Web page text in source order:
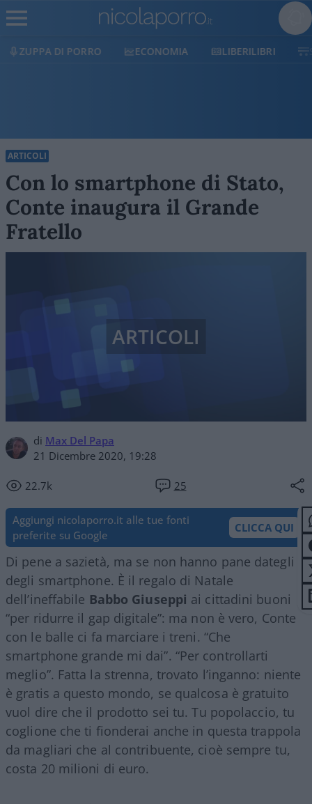
ECONOMIA LIBERILIBRI SHOP SOSTIENICI
ARTICOLI
Con lo smartphone di Stato,
Conte inaugura il Grande
Fratello
di Max Del Papa
21 Dicembre 2020, 19:28
22.7k 25
ARTICOLI
Aggiungi nicolaporro.it alle tue fonti
preferite su Google
CLICCA QUI
Di pene a sazietà, ma se non hanno pane dategli
degli smartphone. È il regalo di Natale
dell’ineffabile Babbo Giuseppi ai cittadini buoni
“per ridurre il gap digitale”: ma non è vero, Conte
con le balle ci fa marciare i treni. “Che
smartphone grande mi dai”. “Per controllarti
meglio”. Fatta la strenna, trovato l’inganno: niente
è gratis a questo mondo, se qualcosa è gratuito
vuol dire che il prodotto sei tu. Tu popolaccio, tu
coglione che ti fionderai anche in questa trappola
da magliari che al contribuente, cioè sempre tu,
costa 20 milioni di euro.